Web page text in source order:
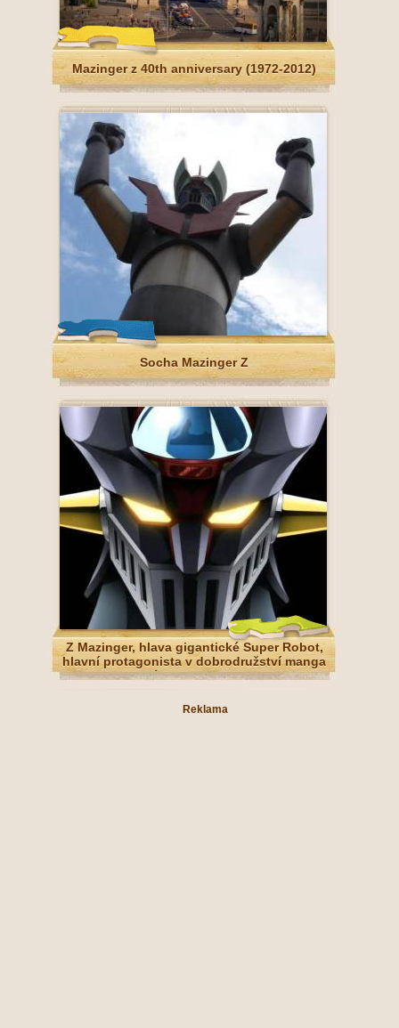
Mazinger z 40th anniversary (1972-2012)
Socha Mazinger Z
Z Mazinger, hlava gigantické Super Robot,
hlavní protagonista v dobrodružství manga
série Mazinger Z
Reklama